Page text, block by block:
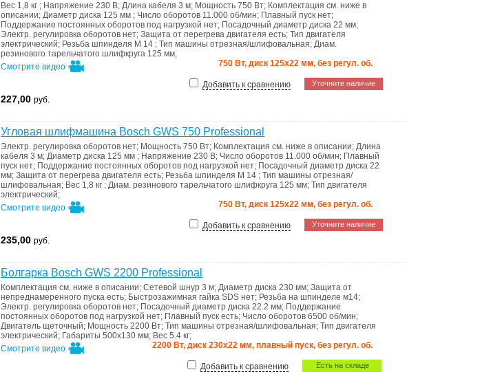
Вес 1,8 кг ; Напряжение 230 B; Длина кабеля 3 м; Мощность 750 Вт; Комплектация см. ниже в
описании; Диаметр диска 125 мм ; Число оборотов 11.000 об/мин; Плавный пуск нет;
Поддержание постоянных оборотов под нагрузкой нет; Посадочный диаметр диска 22 мм;
Электр. регулировка оборотов нет; Защита от перегрева двигателя есть; Тип двигателя
электрический; Резьба шпинделя M 14 ; Тип машины отрезная/шлифовальная; Диам.
резинового тарельчатого шлифкруга 125 мм;
750 Вт, диск 125х22 мм, без регул. об.
Смотрите видео
Уточните наличие
Добавить к сравнению
227,00 руб.
Угловая шлифмашина Bosch GWS 750 Professional
Электр. регулировка оборотов нет; Мощность 750 Вт; Комплектация см. ниже в описании; Длина
кабеля 3 м; Диаметр диска 125 мм ; Напряжение 230 B; Число оборотов 11.000 об/мин; Плавный
пуск нет; Поддержание постоянных оборотов под нагрузкой нет; Посадочный диаметр диска 22
мм; Защита от перегрева двигателя есть; Резьба шпинделя M 14 ; Тип машины отрезная/
шлифовальная; Вес 1,8 кг ; Диам. резинового тарельчатого шлифкруга 125 мм; Тип двигателя
электрический;
750 Вт, диск 125х22 мм, без регул. об.
Смотрите видео
Уточните наличие
Добавить к сравнению
235,00 руб.
Болгарка Bosch GWS 2200 Professional
Комплектация см. ниже в описании; Сетевой шнур 3 м; Диаметр диска 230 мм; Защита от
непреднамеренного пуска есть; Быстрозажимная гайка SDS нет; Резьба на шпинделе м14;
Электр. регулировка оборотов нет; Посадочный диаметр диска 22.2 мм; Поддержание
постоянных оборотов под нагрузкой нет; Плавный пуск есть; Число оборотов 6500 об/мин;
Двигатель щеточный; Мощность 2200 Вт; Тип машины отрезная/шлифовальная; Тип двигателя
электрический; Габариты 500х130 мм; Вес 5.4 кг;
2200 Вт, диск 230х22 мм, плавный пуск, без регул. об.
Смотрите видео
Есть на складе
Добавить к сравнению